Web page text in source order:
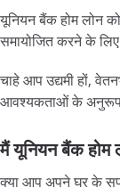
यूनियन बैंक होम लोन
समायोजित करने के लिए
चाहे आप उद्यमी हों,
आवश्यकताओं के अनुरूप
मैं यूनियन बैंक होम
क्या आप अपने घर के